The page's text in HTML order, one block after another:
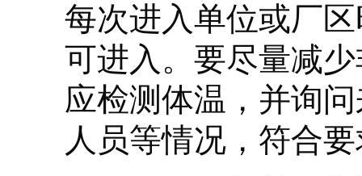
每次进入单位或厂
可进入。要尽量减
应检测体温，并询
人员等情况，符合